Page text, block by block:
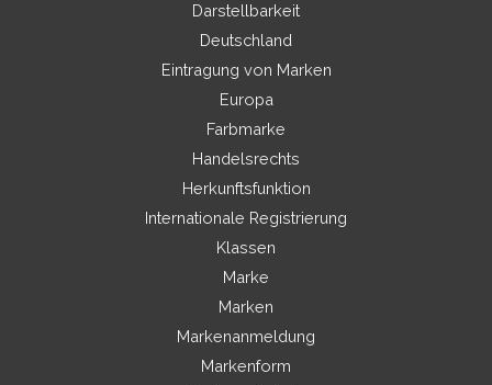
Darstellbarkeit
Deutschland
Eintragung von Marken
Europa
Farbmarke
Handelsrechts
Herkunftsfunktion
Internationale Registrierung
Klassen
Marke
Marken
Markenanmeldung
Markenform